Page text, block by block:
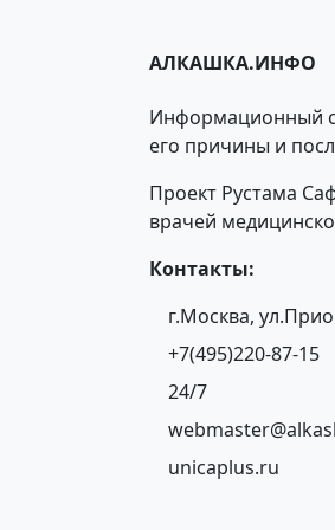
АЛКАШКА.ИНФО
Информационный
его причины и
Проект Рустама
врачей
Контакты:
г.Москва,
+7(495)220-87-15
24/7
unicaplus.ru